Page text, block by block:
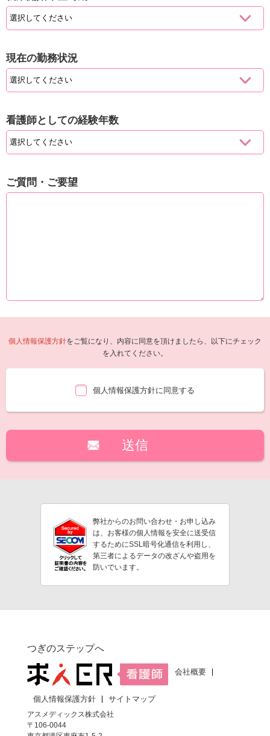
現在の勤務状況
看護師としての経験年数
ご質問・ご要望
個人情報保護方針をご覧になり、内容に同意を頂けましたら、以下にチェック
を入れてください。
個人情報保護方針に同意する
弊社からのお問い合わせ・お申し込み
は、お客様の個人情報を安全に送受信
するためにSSL暗号化通信を利用し、
第三者によるデータの改ざんや盗用を
防いでいます。
つぎのステップへ
会社概要
個人情報保護方針
サイトマップ
アスメディックス株式会社
〒106-0044